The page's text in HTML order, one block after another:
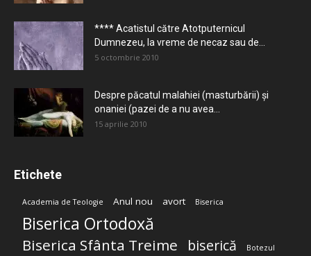
**** Acatistul către Atotputernicul
Dumnezeu, la vreme de necaz sau de...
5 octombrie 2010
Despre păcatul malahiei (masturbării) şi
onaniei (pazei de a nu avea...
15 aprilie 2010
Etichete
Academia de Teologie Anul nou avort Biserica
Biserica Ortodoxă
Biserica Sfânta Treime biserică Botezul